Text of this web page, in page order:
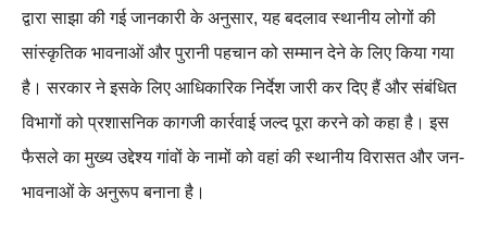
द्वारा साझा की गई जानकारी के अनुसार, यह बदलाव स्थानीय लोगों की
सांस्कृतिक भावनाओं और पुरानी पहचान को सम्मान देने के लिए किया गया
है। सरकार ने इसके लिए आधिकारिक निर्देश जारी कर दिए हैं और संबंधित
विभागों को प्रशासनिक कागजी कार्रवाई जल्द पूरा करने को कहा है। इस
फैसले का मुख्य उद्देश्य गांवों के नामों को वहां की स्थानीय विरासत और जन-
भावनाओं के अनुरूप बनाना है।